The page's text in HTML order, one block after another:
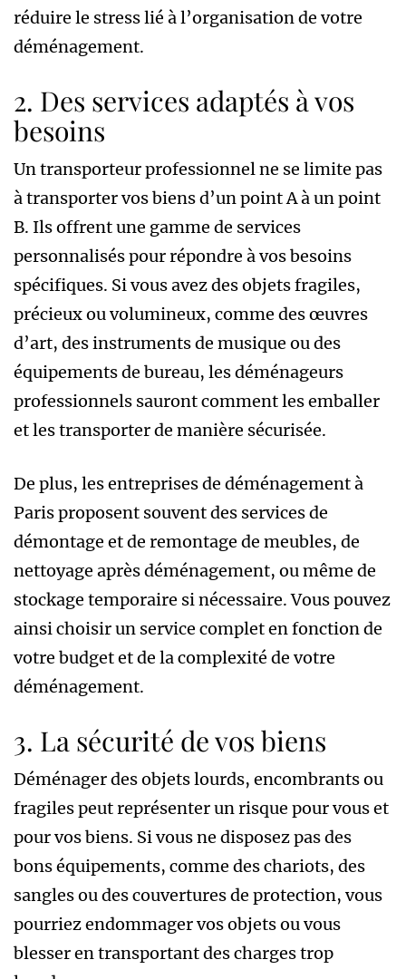
réduire le stress lié à l’organisation de votre
déménagement.
2. Des services adaptés à vos
besoins
Un transporteur professionnel ne se limite pas
à transporter vos biens d’un point A à un point
B. Ils offrent une gamme de services
personnalisés pour répondre à vos besoins
spécifiques. Si vous avez des objets fragiles,
précieux ou volumineux, comme des œuvres
d’art, des instruments de musique ou des
équipements de bureau, les déménageurs
professionnels sauront comment les emballer
et les transporter de manière sécurisée.
De plus, les entreprises de déménagement à
Paris proposent souvent des services de
démontage et de remontage de meubles, de
nettoyage après déménagement, ou même de
stockage temporaire si nécessaire. Vous pouvez
ainsi choisir un service complet en fonction de
votre budget et de la complexité de votre
déménagement.
3. La sécurité de vos biens
Déménager des objets lourds, encombrants ou
fragiles peut représenter un risque pour vous et
pour vos biens. Si vous ne disposez pas des
bons équipements, comme des chariots, des
sangles ou des couvertures de protection, vous
pourriez endommager vos objets ou vous
blesser en transportant des charges trop